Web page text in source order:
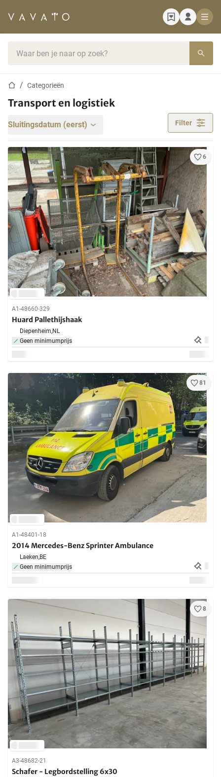
StartpaginaCategorieën
Transport en logistiek
Sluitingsdatum (eerst) Filter
6
A1-48660-329
Huard Pallethijshaak
Diepenheim,NL
Geen minimumprijs
81
A1-48401-18
2014 Mercedes-Benz Sprinter Ambulance
Laeken,BE
Geen minimumprijs
8
A3-48682-21
Schafer - Legbordstelling 6x30